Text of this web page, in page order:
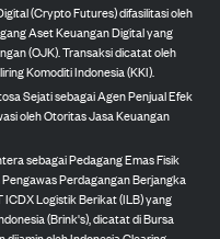
(Crypto Futures) difasilitasi oleh
Aset Keuangan Digital yang
(OJK). Transaksi dicatat oleh
Komoditi Indonesia (KKI).
Sejati sebagai Agen Penjual Efek
oleh Otoritas Jasa Keuangan
sebagai Pedagang Emas Fisik
Perdagangan Berjangka
ICDX Logistik Berikat (ILB) yang
(Brink's), dicatat di Bursa